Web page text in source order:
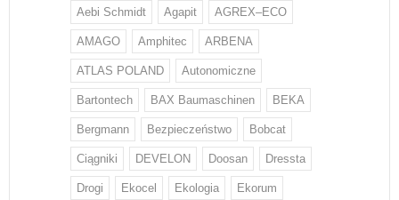
Aebi Schmidt Agapit AGREX–ECO
AMAGO Amphitec ARBENA
ATLAS POLAND Autonomiczne
Bartontech BAX Baumaschinen BEKA
Bergmann Bezpieczeństwo Bobcat
Ciągniki DEVELON Doosan Dressta
Drogi Ekocel Ekologia Ekorum